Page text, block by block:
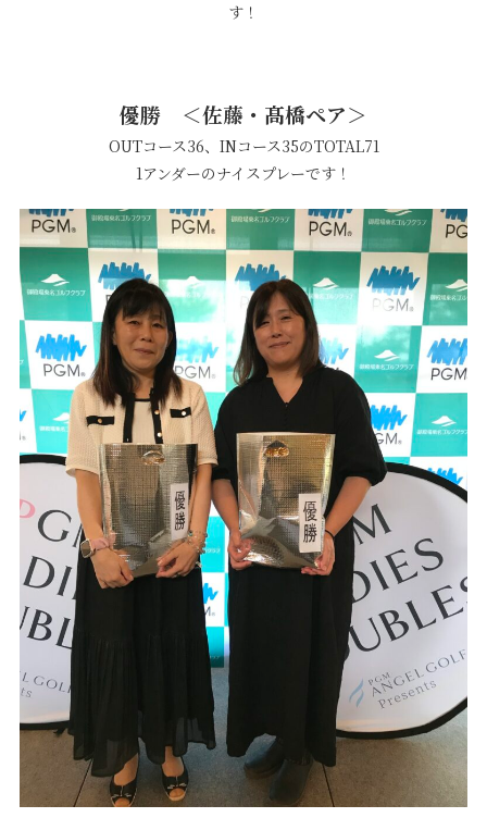
す！
優勝 ＜佐藤・髙橋ペア＞
OUTコース36、INコース35のTOTAL71
1アンダーのナイスプレーです！